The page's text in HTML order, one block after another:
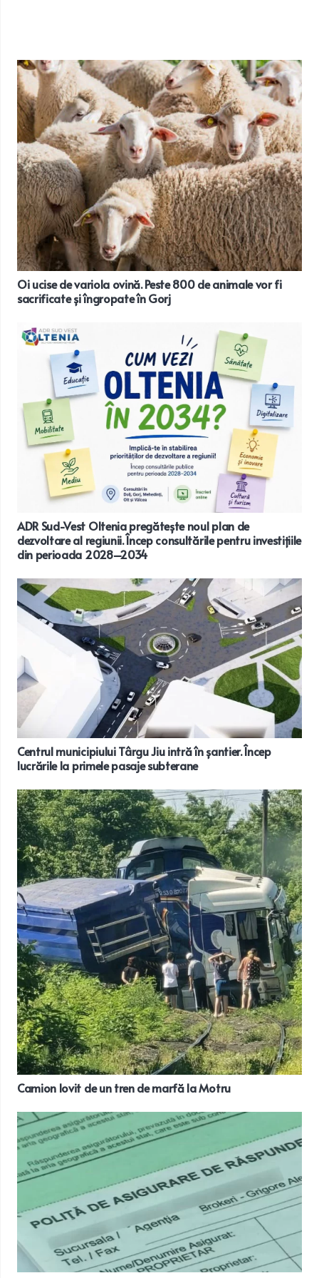
Oi ucise de variola ovină. Peste 800 de animale vor fi
sacrificate și îngropate în Gorj
ADR Sud-Vest Oltenia pregătește noul plan de
dezvoltare al regiunii. Încep consultările pentru investițiile
din perioada 2028–2034
Centrul municipiului Târgu Jiu intră în șantier. Încep
lucrările la primele pasaje subterane
Camion lovit de un tren de marfă la Motru